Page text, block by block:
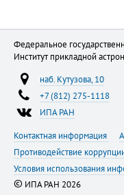
Федеральное
Институт прикладной
наб. Кутузова, 10
+7 (812) 275-1118
ИПА РАН
Контактная информация
Противодействие
Условия использования
© ИПА РАН 2026